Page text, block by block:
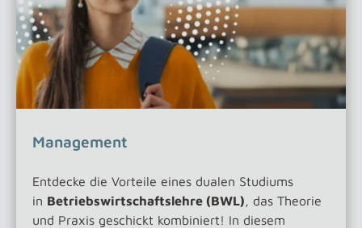
Management
Entdecke die Vorteile eines dualen Studiums
in Betriebswirtschaftslehre (BWL), das Theorie
und Praxis geschickt kombiniert! In diesem